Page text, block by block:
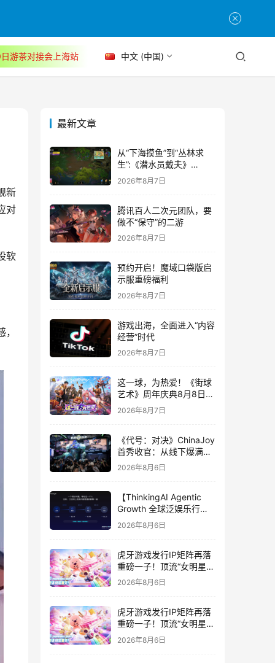
游茶对接会上海站 中文 (中国)
新
对
软
最新文章
从“下海摸鱼”到“丛林求
生”:《潜水员戴夫》
DLC《丛林》移动端定档
8月14日
2026年8月7日
腾讯百人二次元团队，要
做不“保守”的二游
2026年8月7日
预约开启！魔域口袋版启
示服重磅福利
2026年8月7日
游戏出海，全面进入“内容
经营”时代
2026年8月7日
这一球，为热爱！《街球
艺术》周年庆典8月8日正
式上线，多重福利与全新
内容同步开启
2026年8月7日
《代号：对决》ChinaJoy
首秀收官：从线下爆满看
见玩家的真实期待
2026年8月6日
【ThinkingAI Agentic
Growth 全球泛娱乐行业
峰会】Agent 时代，人到
底负责什么
2026年8月6日
虎牙游戏发行IP矩阵再落
重磅一子！顶流“女明星”
ZANMANG LOOPY 正版
2026年8月6日
虎牙游戏发行IP矩阵再落
重磅一子！顶流“女明星”
ZANMANG LOOPY 正版
3D消除手游《消消奇遇》
2026年8月6日